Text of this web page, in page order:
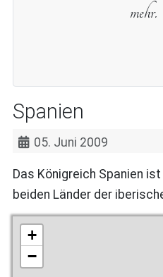
mehr.
Spanien
05. Juni 2009
Das Königreich Spanien ist
beiden Länder der
+
−